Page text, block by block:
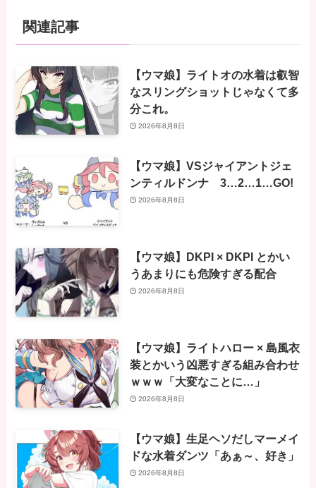
関連記事
【ウマ娘】ライトオの水着は叡智
なスリングショットじゃなくて多
分これ。
2026年8月8日
【ウマ娘】VSジャイアントジェ
ンティルドンナ 3…2…1…GO!
2026年8月8日
【ウマ娘】DKPI × DKPI とかい
うあまりにも危険すぎる配合
2026年8月8日
【ウマ娘】ライトハロー × 島風衣
装とかいう凶悪すぎる組み合わせ
ｗｗｗ「大変なことに…」
2026年8月8日
【ウマ娘】生足ヘソだしマーメイ
ドな水着ダンツ「あぁ～、好き」
2026年8月8日